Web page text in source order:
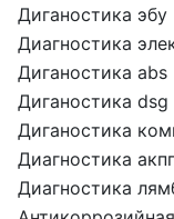
Диганостика эбу
Диагностика
Диганостика abs
Диганостика dsg
Диганостика
Диагностика
Диагностика